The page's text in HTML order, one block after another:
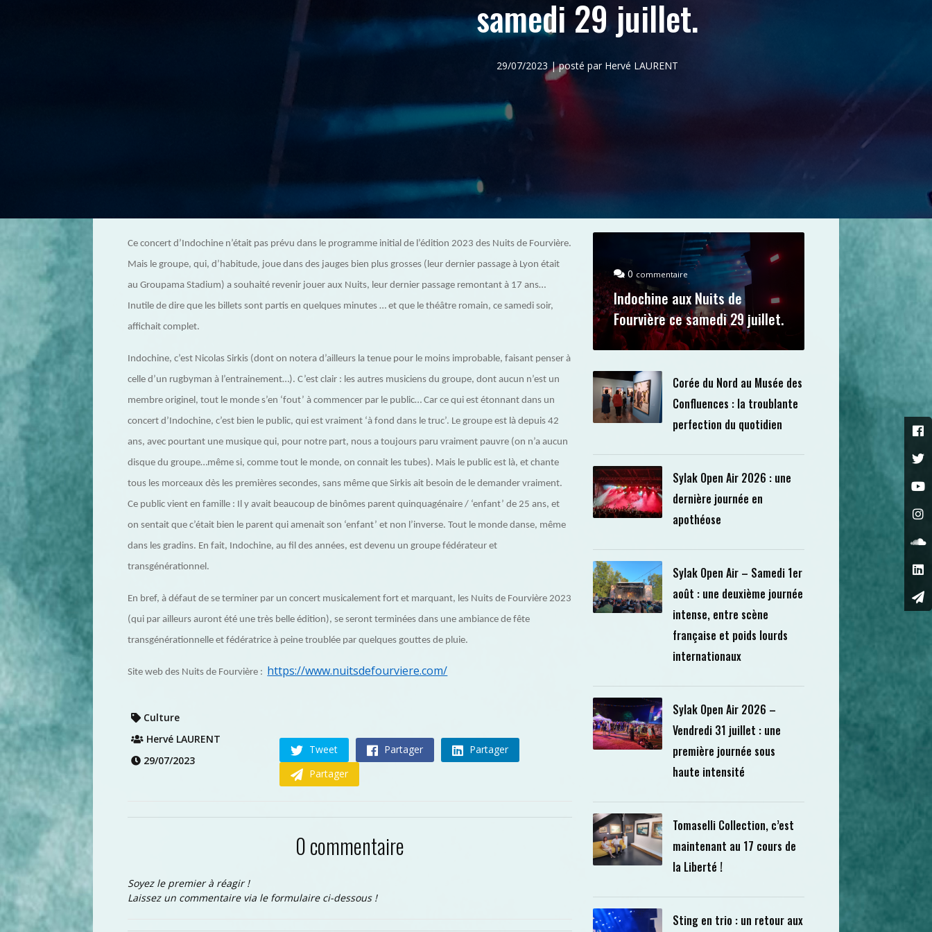
samedi 29 juillet.
29/07/2023 | posté par Hervé LAURENT
Ce concert d’Indochine n’était pas prévu dans le programme initial de l’édition 2023 des Nuits de Fourvière.
Mais le groupe, qui, d’habitude, joue dans des jauges bien plus grosses (leur dernier passage à Lyon était
au Groupama Stadium) a souhaité revenir jouer aux Nuits, leur dernier passage remontant à 17 ans…
Inutile de dire que les billets sont partis en quelques minutes … et que le théâtre romain, ce samedi soir,
affichait complet.
Indochine, c’est Nicolas Sirkis (dont on notera d’ailleurs la tenue pour le moins improbable, faisant penser à
celle d’un rugbyman à l’entrainement…). C’est clair : les autres musiciens du groupe, dont aucun n’est un
membre originel, tout le monde s’en ‘fout’ à commencer par le public… Car ce qui est étonnant dans un
concert d’Indochine, c’est bien le public, qui est vraiment ‘à fond dans le truc’. Le groupe est là depuis 42
ans, avec pourtant une musique qui, pour notre part, nous a toujours paru vraiment pauvre (on n’a aucun
disque du groupe…même si, comme tout le monde, on connait les tubes). Mais le public est là, et chante
tous les morceaux dès les premières secondes, sans même que Sirkis ait besoin de le demander vraiment.
Ce public vient en famille : Il y avait beaucoup de binômes parent quinquagénaire / ‘enfant’ de 25 ans, et
on sentait que c’était bien le parent qui amenait son ‘enfant’ et non l’inverse. Tout le monde danse, même
dans les gradins. En fait, Indochine, au fil des années, est devenu un groupe fédérateur et
transgénérationnel.
En bref, à défaut de se terminer par un concert musicalement fort et marquant, les Nuits de Fourvière 2023
(qui par ailleurs auront été une très belle édition), se seront terminées dans une ambiance de fête
transgénérationnelle et fédératrice à peine troublée par quelques gouttes de pluie.
Site web des Nuits de Fourvière : https://www.nuitsdefourviere.com/
Culture
Hervé LAURENT
29/07/2023
Tweet Partager
Partager
Partager
0 commentaire
Soyez le premier à réagir !
Laissez un commentaire via le formulaire ci-dessous !
0 commentaire
Indochine aux Nuits de
Fourvière ce samedi 29 juillet.
Corée du Nord au Musée des
Confluences : la troublante
perfection du quotidien
Sylak Open Air 2026 : une
dernière journée en
apothéose
Sylak Open Air – Samedi 1er
août : une deuxième journée
intense, entre scène
française et poids lourds
internationaux
Sylak Open Air 2026 –
Vendredi 31 juillet : une
première journée sous
haute intensité
Tomaselli Collection, c’est
maintenant au 17 cours de
la Liberté !
Sting en trio : un retour aux